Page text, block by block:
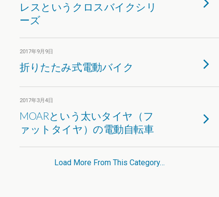
レスというクロスバイクシリ
ーズ
2017年9月9日
折りたたみ式電動バイク
2017年3月4日
MOARという太いタイヤ（フ
ァットタイヤ）の電動自転車
Load More From This Category…